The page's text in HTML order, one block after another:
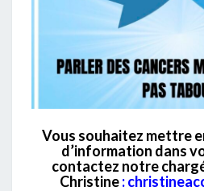
Vous souhaitez mettre
d’information dans
contactez notre
Christine: